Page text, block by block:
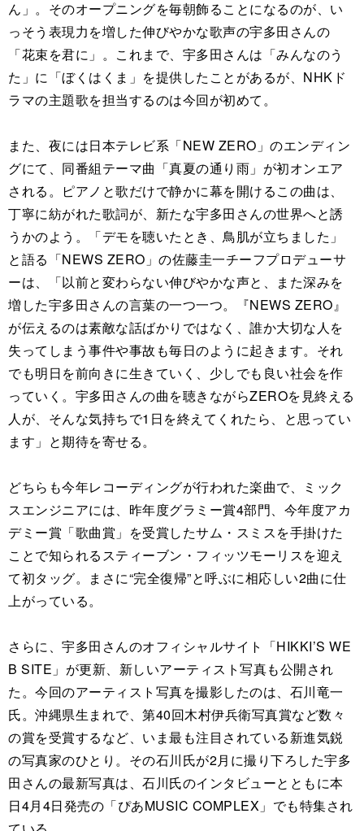
ん」。そのオープニングを毎朝飾ることになるのが、い
っそう表現力を増した伸びやかな歌声の宇多田さんの
「花束を君に」。これまで、宇多田さんは「みんなのう
た」に「ぼくはくま」を提供したことがあるが、NHKド
ラマの主題歌を担当するのは今回が初めて。
また、夜には日本テレビ系「NEW ZERO」のエンディン
グにて、同番組テーマ曲「真夏の通り雨」が初オンエア
される。ピアノと歌だけで静かに幕を開けるこの曲は、
丁寧に紡がれた歌詞が、新たな宇多田さんの世界へと誘
うかのよう。「デモを聴いたとき、鳥肌が立ちました」
と語る「NEWS ZERO」の佐藤圭一チーフプロデューサ
ーは、「以前と変わらない伸びやかな声と、また深みを
増した宇多田さんの言葉の一つ一つ。『NEWS ZERO』
が伝えるのは素敵な話ばかりではなく、誰か大切な人を
失ってしまう事件や事故も毎日のように起きます。それ
でも明日を前向きに生きていく、少しでも良い社会を作
っていく。宇多田さんの曲を聴きながらZEROを見終える
人が、そんな気持ちで1日を終えてくれたら、と思ってい
ます」と期待を寄せる。
どちらも今年レコーディングが行われた楽曲で、ミック
スエンジニアには、昨年度グラミー賞4部門、今年度アカ
デミー賞「歌曲賞」を受賞したサム・スミスを手掛けた
ことで知られるスティーブン・フィッツモーリスを迎え
て初タッグ。まさに“完全復帰”と呼ぶに相応しい2曲に仕
上がっている。
さらに、宇多田さんのオフィシャルサイト「HIKKI’S WE
B SITE」が更新、新しいアーティスト写真も公開され
た。今回のアーティスト写真を撮影したのは、石川竜一
氏。沖縄県生まれで、第40回木村伊兵衛写真賞など数々
の賞を受賞するなど、いま最も注目されている新進気鋭
の写真家のひとり。その石川氏が2月に撮り下ろした宇多
田さんの最新写真は、石川氏のインタビューとともに本
日4月4日発売の「ぴあMUSIC COMPLEX」でも特集され